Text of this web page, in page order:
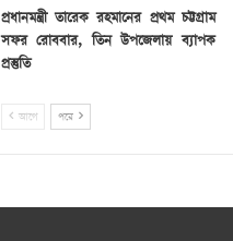
প্রধানমন্ত্রী তারেক রহমানের প্রথম চট্টগ্রাম
সফর রোববার, তিন উপজেলায় ব্যাপক
প্রস্তুতি
আগে পরে